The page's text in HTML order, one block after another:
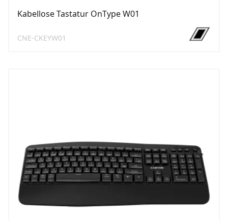
Kabellose Tastatur OnType W01
CNE-CKEYW01